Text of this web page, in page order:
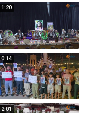
1:20
0:14
2:01